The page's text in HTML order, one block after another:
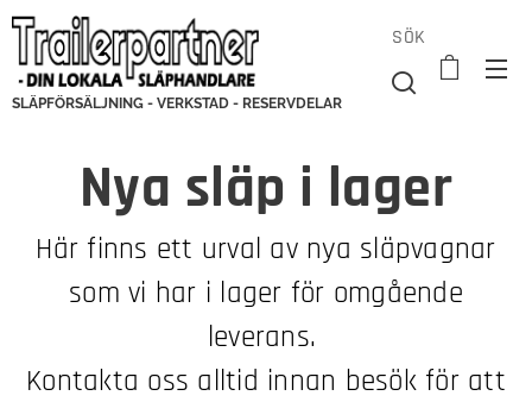
SLÄPFÖRSÄLJNING - VERKSTAD - RESERVDELAR
SÖK
Nya släp i lager
Här finns ett urval av nya släpvagnar
som vi har i lager för omgående
leverans.
Kontakta oss alltid innan besök för att